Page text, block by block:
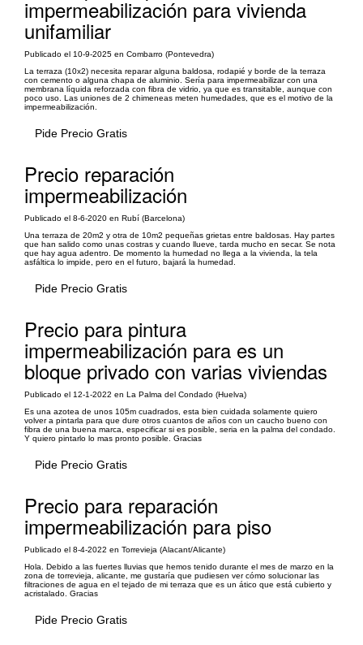
impermeabilización para vivienda
unifamiliar
Publicado el 10-9-2025 en Combarro (Pontevedra)
La terraza (10x2) necesita reparar alguna baldosa, rodapié y borde de la terraza
con cemento o alguna chapa de aluminio. Sería para impermeabilizar con una
membrana líquida reforzada con fibra de vidrio, ya que es transitable, aunque con
poco uso. Las uniones de 2 chimeneas meten humedades, que es el motivo de la
impermeabilización.
Pide Precio Gratis
Precio reparación
impermeabilización
Publicado el 8-6-2020 en Rubí (Barcelona)
Una terraza de 20m2 y otra de 10m2 pequeñas grietas entre baldosas. Hay partes
que han salido como unas costras y cuando llueve, tarda mucho en secar. Se nota
que hay agua adentro. De momento la humedad no llega a la vivienda, la tela
asfáltica lo impide, pero en el futuro, bajará la humedad.
Pide Precio Gratis
Precio para pintura
impermeabilización para es un
bloque privado con varias viviendas
Publicado el 12-1-2022 en La Palma del Condado (Huelva)
Es una azotea de unos 105m cuadrados, esta bien cuidada solamente quiero
volver a pintarla para que dure otros cuantos de años con un caucho bueno con
fibra de una buena marca, especificar si es posible, seria en la palma del condado.
Y quiero pintarlo lo mas pronto posible. Gracias
Pide Precio Gratis
Precio para reparación
impermeabilización para piso
Publicado el 8-4-2022 en Torrevieja (Alacant/Alicante)
Hola. Debido a las fuertes lluvias que hemos tenido durante el mes de marzo en la
zona de torrevieja, alicante, me gustaría que pudiesen ver cómo solucionar las
filtraciones de agua en el tejado de mi terraza que es un ático que está cubierto y
acristalado. Gracias
Pide Precio Gratis